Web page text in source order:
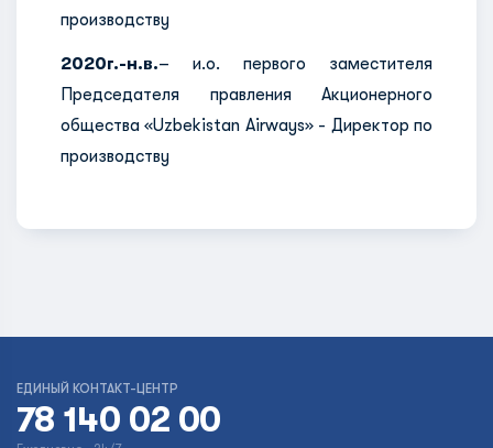
производству
2020г.-н.в.– и.о. первого заместителя
Председателя правления Акционерного
общества «Uzbekistan Airways» - Директор по
производству
ЕДИНЫЙ КОНТАКТ-ЦЕНТР
78 140 02 00